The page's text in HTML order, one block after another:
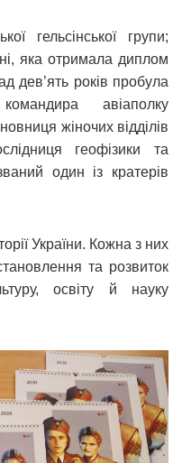
гельсінської групи;
яка отримала диплом
дев’ять років пробула
авіаполку
жіночих відділів
геофізики та
один із кратерів
України. Кожна з них
та розвиток
освіту й науку